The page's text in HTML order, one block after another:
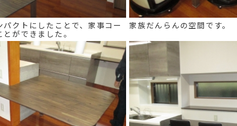
パクトにしたことで、家事コー
ができました。
家族だんらんの空間です。